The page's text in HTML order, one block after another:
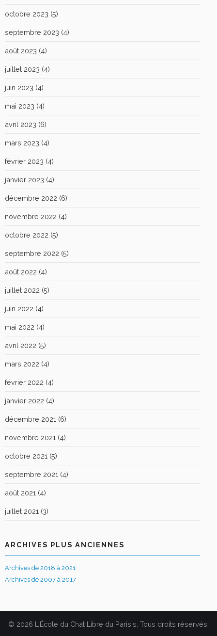
octobre 2023 (5)
septembre 2023 (4)
août 2023 (4)
juillet 2023 (4)
juin 2023 (4)
mai 2023 (4)
avril 2023 (6)
mars 2023 (4)
février 2023 (4)
janvier 2023 (4)
décembre 2022 (6)
novembre 2022 (4)
octobre 2022 (5)
septembre 2022 (5)
août 2022 (4)
juillet 2022 (5)
juin 2022 (4)
mai 2022 (4)
avril 2022 (5)
mars 2022 (4)
février 2022 (4)
janvier 2022 (4)
décembre 2021 (6)
novembre 2021 (4)
octobre 2021 (5)
septembre 2021 (4)
août 2021 (4)
juillet 2021 (3)
ARCHIVES PLUS ANCIENNES
Archives de 2018 à 2021
Archives de 2007 à 2017
© 2026 L'École du Chat Libre du Parisis. Tous droits réservés.